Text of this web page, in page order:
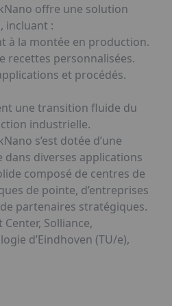
offre une solution
incluant :
à la montée en production.
recettes personnalisées.
et procédés.
une transition fluide du
industrielle.
s’est dotée d’une
diverses applications
composé de centres de
de pointe, d’entreprises
partenaires stratégiques.
Solliance,
d’Eindhoven (TU/e),